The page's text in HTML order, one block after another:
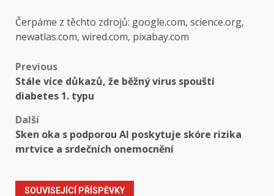
Čerpáme z těchto zdrojů: google.com, science.org,
newatlas.com, wired.com, pixabay.com
Post
navigation
Previous
Stále více důkazů, že běžný virus spouští
diabetes 1. typu
Další
Sken oka s podporou AI poskytuje skóre rizika
mrtvice a srdečních onemocnění
SOUVISEJÍCÍ PŘÍSPĚVKY